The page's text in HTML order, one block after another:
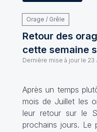
Orage / Grêle
Retour des
cette semaine
Dernière mise à jour le 23
Après un temps
mois de Juillet les
leur retour sur le
prochains jours.